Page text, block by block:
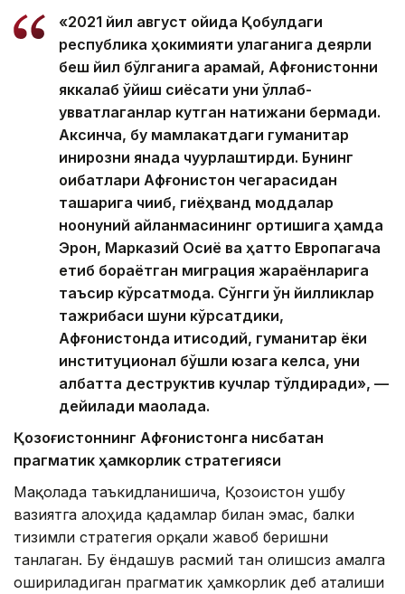
«2021 йил август ойида Қобулдаги
республика ҳокимияти қулаганига деярли
беш йил бўлганига қарамай, Афғонистонни
яккалаб қўйиш сиёсати уни қўллаб-
қувватлаганлар кутган натижани бермади.
Аксинча, бу мамлакатдаги гуманитар
инқирозни янада чуқурлаштирди. Бунинг
оқибатлари Афғонистон чегарасидан
ташқарига чиқиб, гиёҳванд моддалар
ноқонуний айланмасининг ортишига ҳамда
Эрон, Марказий Осиё ва ҳатто Европагача
етиб бораётган миграция жараёнларига
таъсир кўрсатмоқда. Сўнгги ўн йилликлар
тажрибаси шуни кўрсатдики,
Афғонистонда иқтисодий, гуманитар ёки
институционал бўшлиқ юзага келса, уни
албатта деструктив кучлар тўлдиради», —
дейилади мақолада.
Қозоғистоннинг Афғонистонга нисбатан
прагматик ҳамкорлик стратегияси
Мақолада таъкидланишича, Қозоғистон ушбу
вазиятга алоҳида қадамлар билан эмас, балки
тизимли стратегия орқали жавоб беришни
танлаган. Бу ёндашув расмий тан олишсиз амалга
ошириладиган прагматик ҳамкорлик деб аталиши